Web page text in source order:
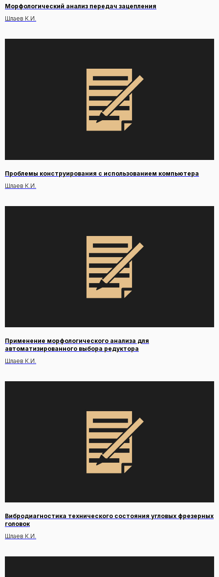
Морфологический анализ передач зацепления
Шлаев К.И.
Проблемы конструирования с использованием компьютера
Шлаев К.И.
Применение морфологического анализа для
автоматизированного выбора редуктора
Шлаев К.И.
Вибродиагностика технического состояния угловых фрезерных
головок
Шлаев К.И.